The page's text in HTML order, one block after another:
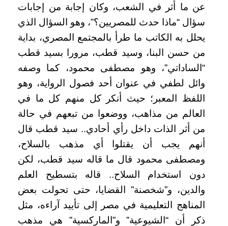
عن ما أثر في الشعب، وكان إجابة من إجابات
سؤال “ماذا حدث للمصريين؟”، وهو السؤال الذي
يحلل به الكاتب ما طرأ بالمجتمع المصري، بداية
من حسن البنا، وسيد قطب، مرورا بسيد قطب
“الساداتي”، وهو مصطفى محمود، كما وصفه
وائل لطفي في عنوان أحد فصول الرواية، وهو
اللفظ المعبر؛ حيث أنكر كل منهم كل ما في
العالم من مذاهب، ووضعوا من تبعهم في حالة
من أثر الذات داخل رأي أحادي.. سيد قطب قال
أنهم يجب أن يقتلوا أي مذهب بالسلاح،
ومصطفى محمود قال ما قاله سيد قطب، لكن
دون استخدام السلاح.. قاله بتسطيح العلم
والدين، و”شخصنة” القضايا، حتى تحولت بعض
المناهج التعليمية في مصر إلى تأييد آراءه، مثل
ذكر أن “الشيوعية” و”الماركسية” هي مذهب